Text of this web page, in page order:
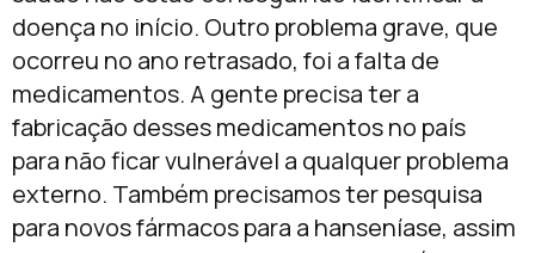
doença no início. Outro problema grave, que
ocorreu no ano retrasado, foi a falta de
medicamentos. A gente precisa ter a
fabricação desses medicamentos no país
para não ficar vulnerável a qualquer problema
externo. Também precisamos ter pesquisa
para novos fármacos para a hanseníase, assim